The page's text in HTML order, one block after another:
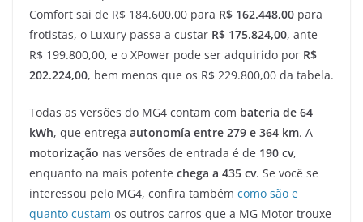
Comfort sai de R$ 184.600,00 para R$ 162.448,00 para
frotistas, o Luxury passa a custar R$ 175.824,00, ante
R$ 199.800,00, e o XPower pode ser adquirido por R$
202.224,00, bem menos que os R$ 229.800,00 da tabela.
Todas as versões do MG4 contam com bateria de 64
kWh, que entrega autonomía entre 279 e 364 km. A
motorização nas versões de entrada é de 190 cv,
enquanto na mais potente chega a 435 cv. Se você se
interessou pelo MG4, confira também como são e
quanto custam os outros carros que a MG Motor trouxe